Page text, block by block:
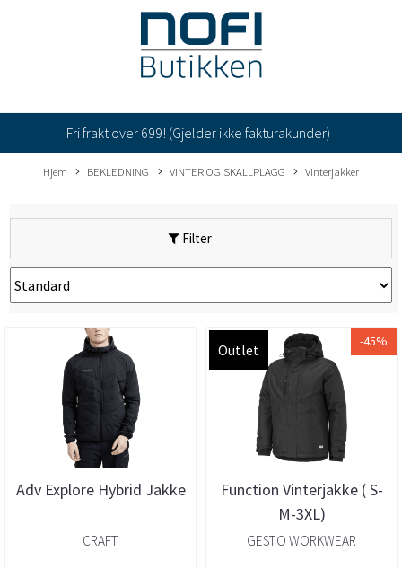
Fri frakt over 699! (Gjelder ikke fakturakunder)
Hjem BEKLEDNING VINTER OG SKALLPLAGG Vinterjakker
Filter
Adv Explore Hybrid Jakke
CRAFT
Outlet -45%
Function Vinterjakke ( S-
M-3XL)
GESTO WORKWEAR